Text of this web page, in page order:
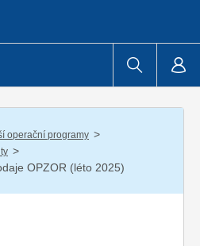
operační programy /
/
OPZOR (léto 2025)